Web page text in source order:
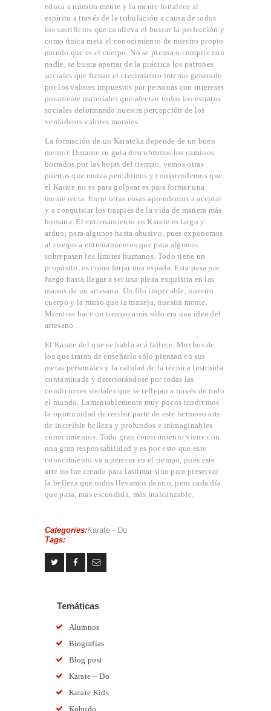
PROFESORES
CONVENIO
OGKK YUETSU
ASSOCIATION
CONTACTO
educa a nuestra mente y la mente fortalece al
espíritu a través de la tribulación a causa de todos
los sacrificios que conlleva el buscar la perfección y
como única meta el conocimiento de nuestro propio
mundo que es el cuerpo. No se piensa o compite con
nadie, se busca apartar de la práctica los patrones
sociales que frenan el crecimiento interno generado
por los valores impuestos por personas con intereses
puramente materiales que afectan todos los estratos
sociales deformando nuestra percepción de los
verdaderos valores morales.
La formación de un Karateka depende de un buen
mentor. Durante su guía descubrimos los caminos
borrados por las hojas del tiempo, vemos otras
puertas que nunca percibimos y comprendemos que
el Karate no es para golpear es para formar una
mente recta. Entre otras cosas aprendemos a aceptar
y a conquistar los traspiés de la vida de manera más
humana. El entrenamiento en Karate es largo y
arduo; para algunos hasta abusivo, pues exponemos
al cuerpo a entrenamientos que para algunos
sobrepasan los límites humanos. Todo tiene un
propósito, es como forjar una espada. Esta pasa por
fuego hasta llegar a ser una pieza exquisita en las
manos de un artesano. Un filo impecable, nuestro
cuerpo y la mano que la maneja, nuestra mente.
Mientras hace un tiempo atrás sólo era una idea del
artesano.
El Karate del que se habla acá fallece. Muchos de
los que tratan de enseñarlo sólo piensan en sus
metas personales y la calidad de la técnica instruida
contaminada y deteriorándose por todas las
condiciones sociales que se reflejan a través de todo
el mundo. Lamentablemente muy pocos tendremos
la oportunidad de recibir parte de este hermoso arte
de increíble belleza y profundos e inimaginables
conocimientos. Todo gran conocimiento viene con
una gran responsabilidad y es por esto que este
conocimiento va a perecer en el tiempo, pues este
arte no fue creado para lastimar sino para preservar
la belleza que todos llevamos dentro, pero cada día
que pasa, más escondida, más inalcanzable.
Categories:Karate - Do
Tags:
Temáticas
Alumnos
Biografías
Blog post
Karate – Do
Karate Kids
Kobudo